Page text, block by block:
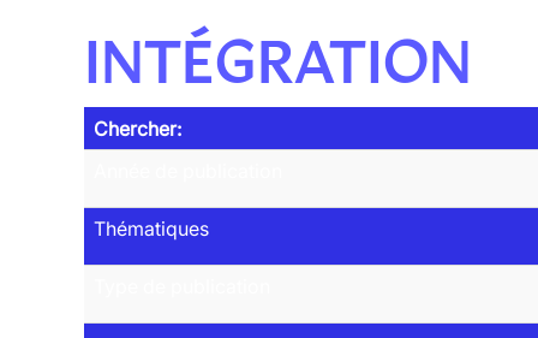
INTÉGRATION
Chercher:
Thématiques